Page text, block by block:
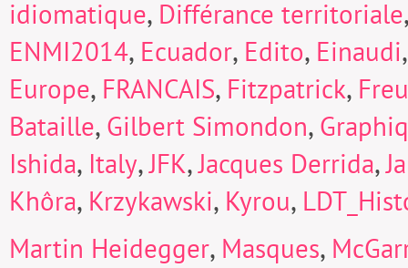
idiomatique, Différance territoriale
ENMI2014, Ecuador, Edito, Einaudi
Europe, FRANCAIS, Fitzpatrick,
Bataille, Gilbert Simondon,
Ishida, Italy,JFK,Jacques Derrida,
Khôra, Krzykawski, Kyrou,
Martin Heidegger, Masques,